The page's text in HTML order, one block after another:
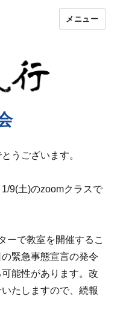
メニュー
うございます。
9(土)のzoomクラスで
ーで教室を開催するこ
緊急事態宣言の発令
能性があります。改
たしますので、続報